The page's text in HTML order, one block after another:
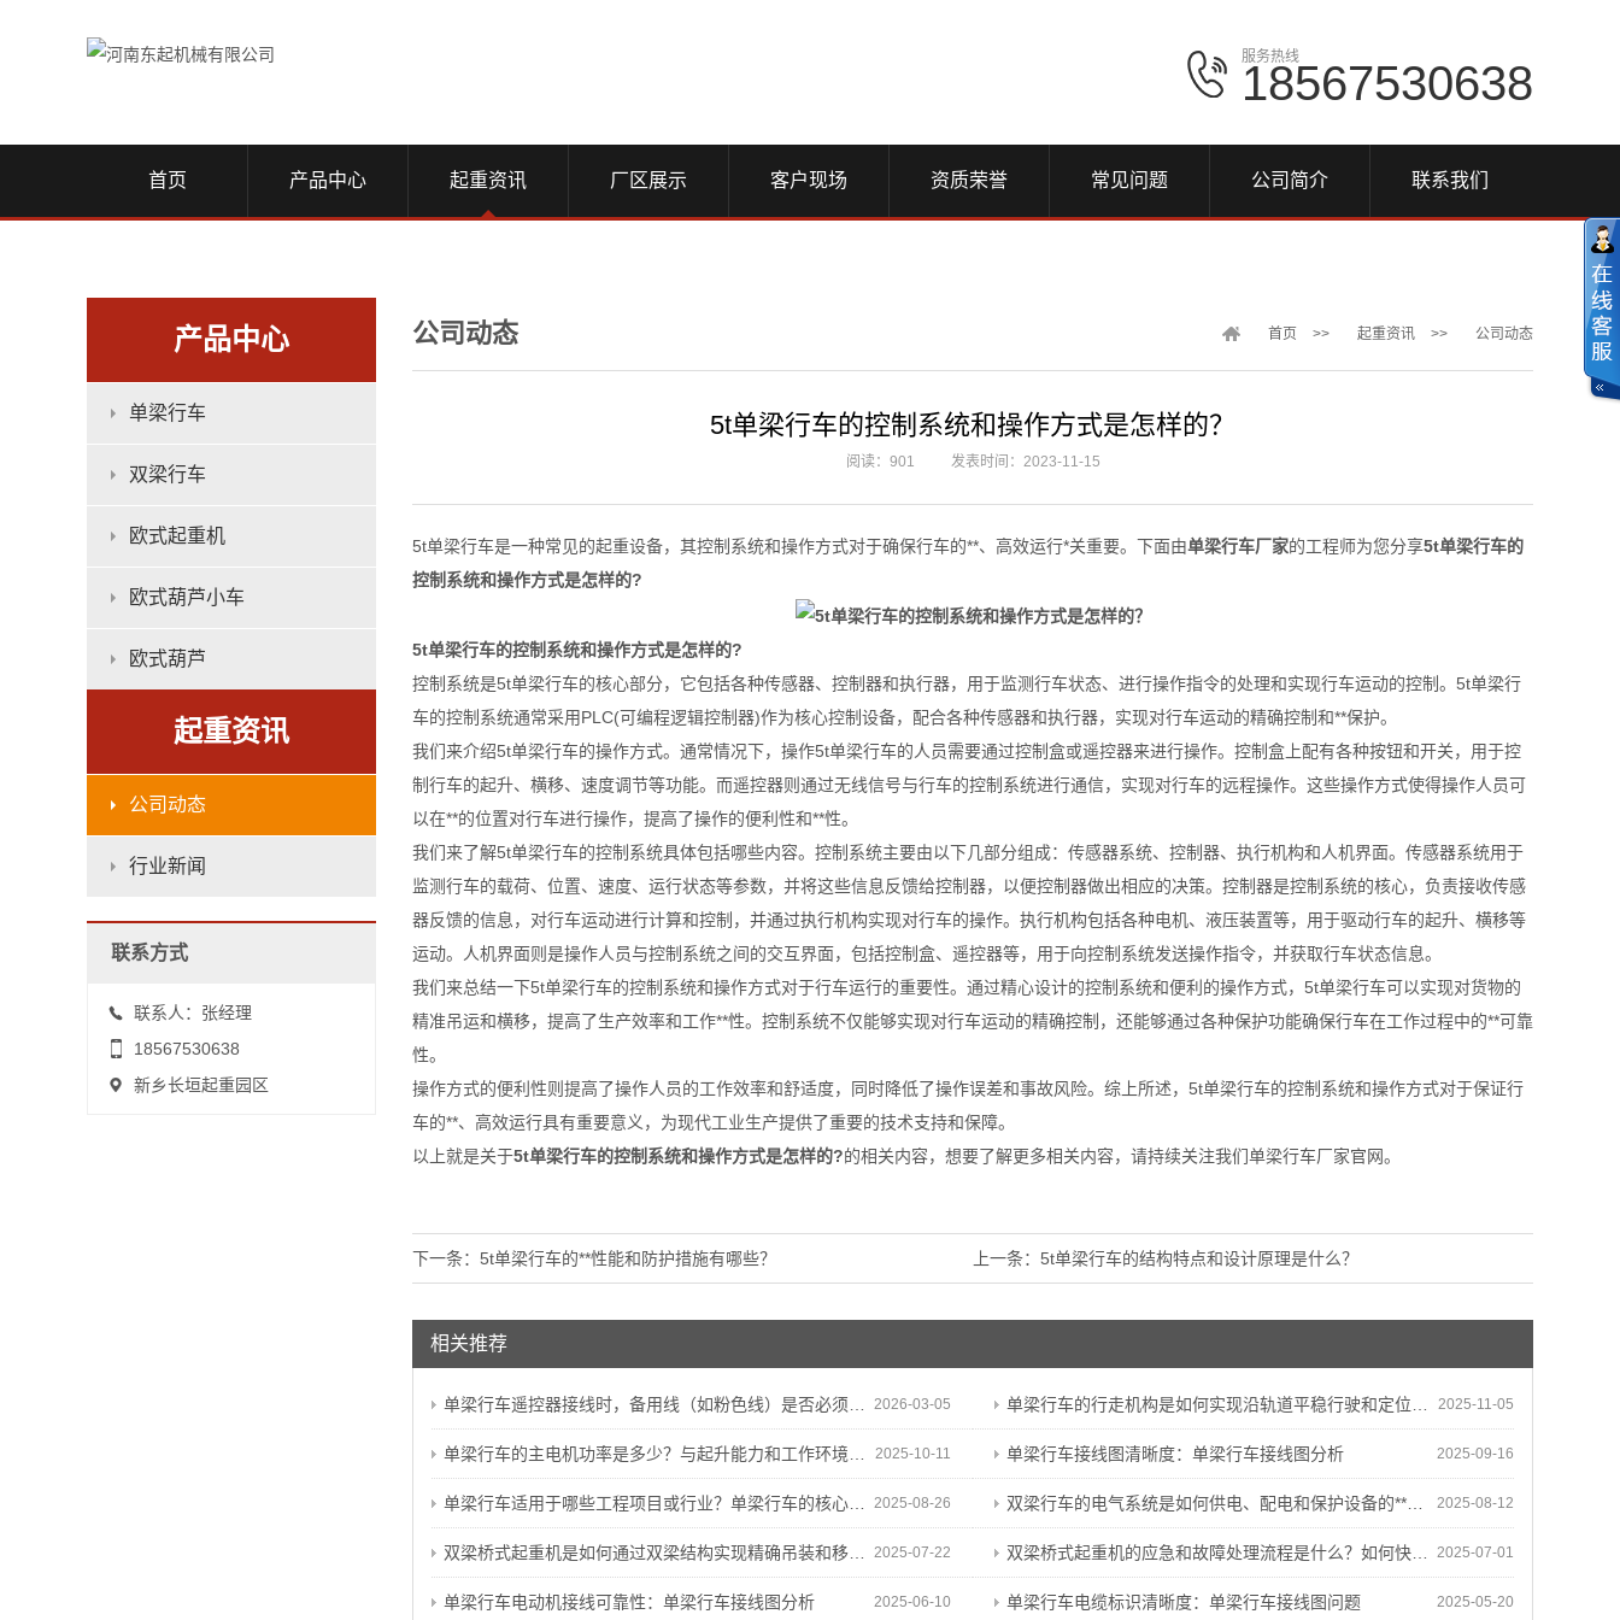
服务热线
18567530638
首页 产品中心 起重资讯 厂区展示 客户现场 资质荣誉 常见问题 公司简介 联系我们
产品中心
单梁行车
双梁行车
欧式起重机
欧式葫芦小车
欧式葫芦
起重资讯
公司动态
行业新闻
联系方式
联系人：张经理
18567530638
新乡长垣起重园区
公司动态 首页 >> 起重资讯 >> 公司动态
5t单梁行车的控制系统和操作方式是怎样的？
阅读：901 发表时间：2023-11-15
5t单梁行车是一种常见的起重设备，其控制系统和操作方式对于确保行车的**、高效运行*关重要。下面由单梁行车厂家的工程师为您分享5t单梁行车的
控制系统和操作方式是怎样的?
5t单梁行车的控制系统和操作方式是怎样的?
控制系统是5t单梁行车的核心部分，它包括各种传感器、控制器和执行器，用于监测行车状态、进行操作指令的处理和实现行车运动的控制。5t单梁行
车的控制系统通常采用PLC(可编程逻辑控制器)作为核心控制设备，配合各种传感器和执行器，实现对行车运动的精确控制和**保护。
我们来介绍5t单梁行车的操作方式。通常情况下，操作5t单梁行车的人员需要通过控制盒或遥控器来进行操作。控制盒上配有各种按钮和开关，用于控
制行车的起升、横移、速度调节等功能。而遥控器则通过无线信号与行车的控制系统进行通信，实现对行车的远程操作。这些操作方式使得操作人员可
以在**的位置对行车进行操作，提高了操作的便利性和**性。
我们来了解5t单梁行车的控制系统具体包括哪些内容。控制系统主要由以下几部分组成：传感器系统、控制器、执行机构和人机界面。传感器系统用于
监测行车的载荷、位置、速度、运行状态等参数，并将这些信息反馈给控制器，以便控制器做出相应的决策。控制器是控制系统的核心，负责接收传感
器反馈的信息，对行车运动进行计算和控制，并通过执行机构实现对行车的操作。执行机构包括各种电机、液压装置等，用于驱动行车的起升、横移等
运动。人机界面则是操作人员与控制系统之间的交互界面，包括控制盒、遥控器等，用于向控制系统发送操作指令，并获取行车状态信息。
我们来总结一下5t单梁行车的控制系统和操作方式对于行车运行的重要性。通过精心设计的控制系统和便利的操作方式，5t单梁行车可以实现对货物的
精准吊运和横移，提高了生产效率和工作**性。控制系统不仅能够实现对行车运动的精确控制，还能够通过各种保护功能确保行车在工作过程中的**可靠
性。
操作方式的便利性则提高了操作人员的工作效率和舒适度，同时降低了操作误差和事故风险。综上所述，5t单梁行车的控制系统和操作方式对于保证行
车的**、高效运行具有重要意义，为现代工业生产提供了重要的技术支持和保障。
以上就是关于5t单梁行车的控制系统和操作方式是怎样的?的相关内容，想要了解更多相关内容，请持续关注我们单梁行车厂家官网。
上一条： 5t单梁行车的结构特点和设计原理是什么？
下一条： 5t单梁行车的**性能和防护措施有哪些？
相关推荐
2026-03-05
单梁行车遥控器接线时，备用线（如粉色线）是否必须保留？能否剪断？ 2025-11-05
单梁行车的行走机构是如何实现沿轨道平稳行驶和定位的？
2025-10-11
单梁行车的主电机功率是多少？与起升能力和工作环境有何关联？ 2025-09-16
单梁行车接线图清晰度：单梁行车接线图分析
2025-08-26
单梁行车适用于哪些工程项目或行业？单梁行车的核心特性与适用基础 2025-08-12
双梁行车的电气系统是如何供电、配电和保护设备的**运行的？
2025-07-22
双梁桥式起重机是如何通过双梁结构实现精确吊装和移动操作的？ 2025-07-01
双梁桥式起重机的应急和故障处理流程是什么？如何快速**地解决设备故障？
2025-06-10
单梁行车电动机接线可靠性：单梁行车接线图分析 2025-05-20
单梁行车电缆标识清晰度：单梁行车接线图问题